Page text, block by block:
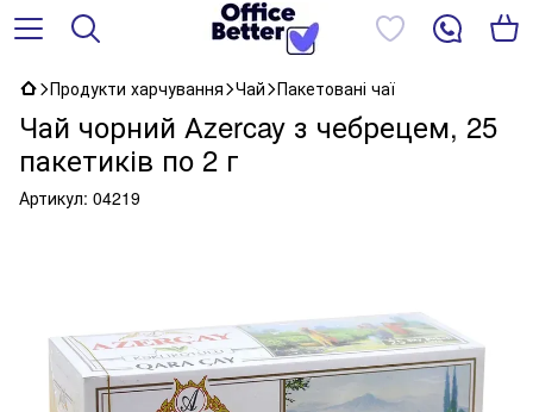
Продукти харчування Чай Пакетовані чаї
Чай чорний Аzercay з чебрецем, 25
пакетиків по 2 г
Артикул: 04219